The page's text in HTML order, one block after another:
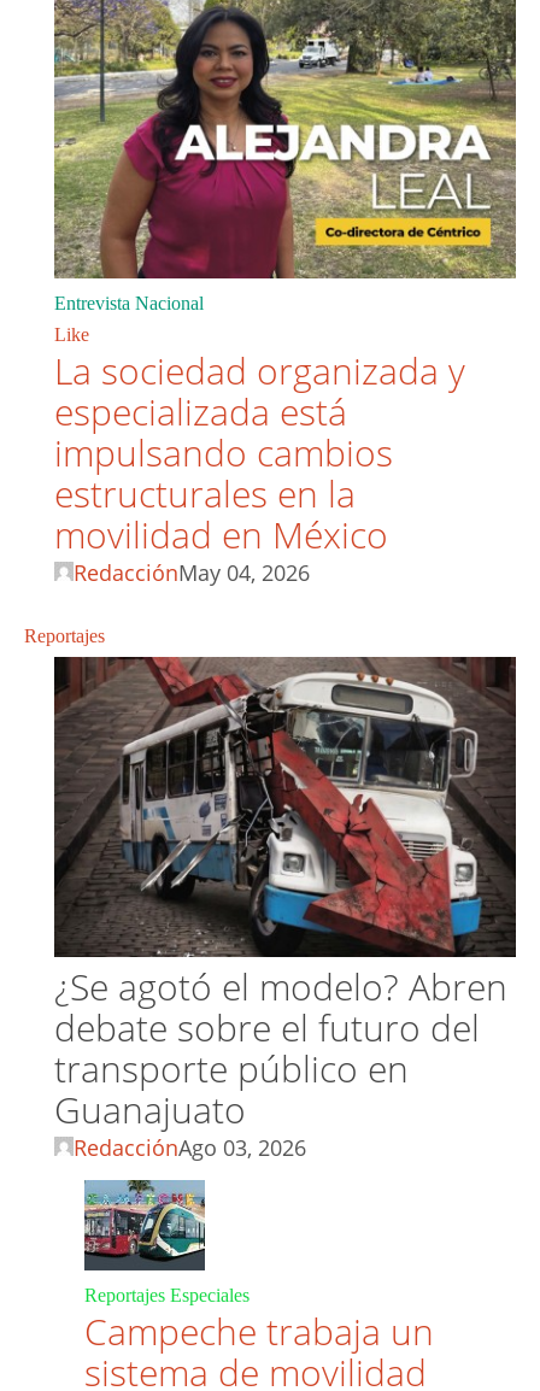
Entrevista Nacional
Like
La sociedad organizada y
especializada está
impulsando cambios
estructurales en la
movilidad en México
RedacciónMay 04, 2026
Reportajes
¿Se agotó el modelo? Abren
debate sobre el futuro del
transporte público en
Guanajuato
RedacciónAgo 03, 2026
Reportajes Especiales
Campeche trabaja un
sistema de movilidad